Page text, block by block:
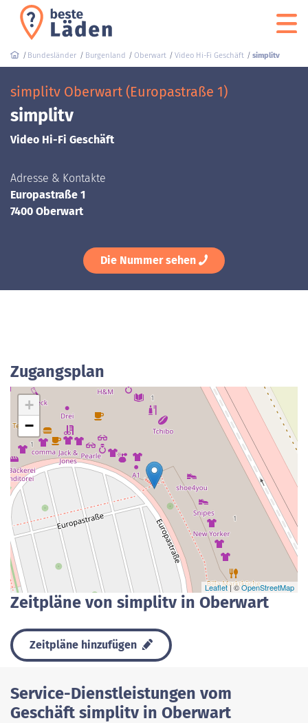
Bundesländer Burgenland Oberwart Video Hi-Fi Geschäft simplitv
simplitv Oberwart (Europastraße 1)
simplitv
Video Hi-Fi Geschäft
Adresse & Kontakte
Europastraße 1
7400 Oberwart
Die Nummer sehen
Zugangsplan
+
−
Leaflet| ©OpenStreetMap
Zeitpläne von simplitv in Oberwart
Zeitpläne hinzufügen
Service-Dienstleistungen vom
Geschäft simplitv in Oberwart